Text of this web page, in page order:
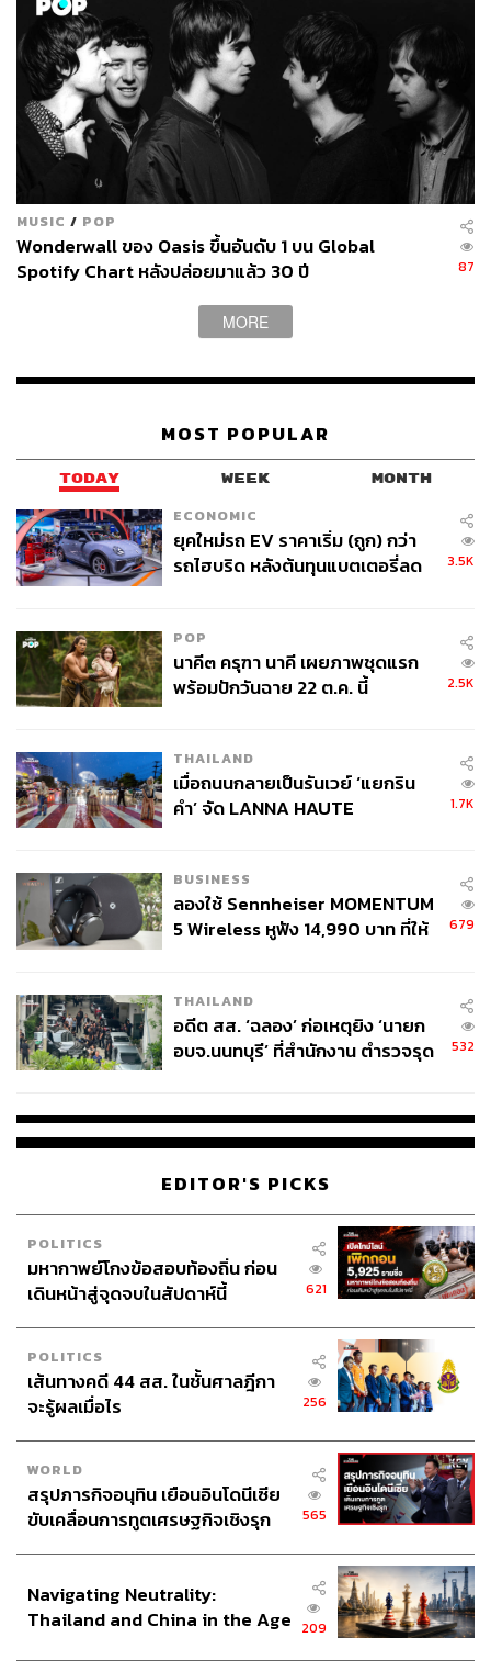
MUSIC / POP
Wonderwall ของ Oasis ขึ้นอันดับ 1 บน Global
Spotify Chart หลังปล่อยมาแล้ว 30 ปี
87
MORE
MOST POPULAR
TODAY WEEK MONTH
ECONOMIC
ยุคใหม่รถ EV ราคาเริ่ม (ถูก) กว่า
รถไฮบริด หลังต้นทุนแบตเตอรี่ลด
3.5K
POP
นาคี๓ ครุฑา นาคี เผยภาพชุดแรก
พร้อมปักวันฉาย 22 ต.ค. นี้
2.5K
THAILAND
เมื่อถนนกลายเป็นรันเวย์ ‘แยกริน
คำ’ จัด LANNA HAUTE
1.7K
BUSINESS
ลองใช้ Sennheiser MOMENTUM
5 Wireless หูฟัง 14,990 บาท ที่ให้
679
THAILAND
อดีต สส. ‘ฉลอง’ ก่อเหตุยิง ‘นายก
อบจ.นนทบุรี’ ที่สำนักงาน ตำรวจรุด
532
EDITOR'S PICKS
POLITICS
มหากาพย์โกงข้อสอบท้องถิ่น ก่อน
เดินหน้าสู่จุดจบในสัปดาห์นี้
621
POLITICS
เส้นทางคดี 44 สส. ในชั้นศาลฎีกา
จะรู้ผลเมื่อไร
256
WORLD
สรุปภารกิจอนุทิน เยือนอินโดนีเซีย
ขับเคลื่อนการทูตเศรษฐกิจเชิงรุก
565
Navigating Neutrality:
Thailand and China in the Age
209